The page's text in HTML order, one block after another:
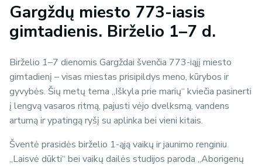
Gargždų miesto 773-iasis
gimtadienis. Birželio 1–7 d.
Birželio 1–7 dienomis Gargždai švenčia 773-iąjį miesto
gimtadienį – visas miestas prisipildys meno, kūrybos ir
gyvybės. Šių metų tema „Iškyla prie marių“ kviečia pasinerti
į lengvą vasaros ritmą, pajusti vėjo dvelksmą, vandens
artumą ir ypatingą ryšį su aplinka bei vieni kitais.
Šventė prasidės birželio 1-ąją vaikų ir jaunimo renginiu
„Laisvė dūkti“ bei vaikų dailės studijos paroda „Aborigenų